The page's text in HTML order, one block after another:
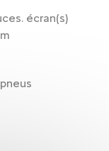
écran(s)